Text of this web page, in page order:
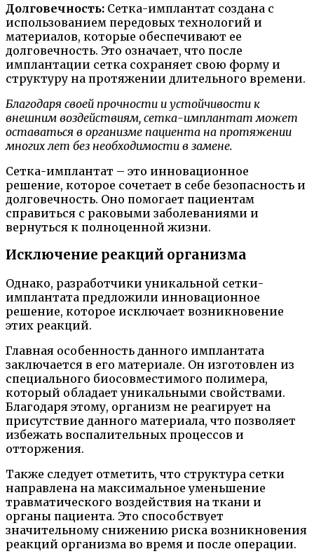
Долговечность: Сетка-имплантат создана с
использованием передовых технологий и
материалов, которые обеспечивают ее
долговечность. Это означает, что после
имплантации сетка сохраняет свою форму и
структуру на протяжении длительного времени.
Благодаря своей прочности и устойчивости к
внешним воздействиям, сетка-имплантат может
оставаться в организме пациента на протяжении
многих лет без необходимости в замене.
Сетка-имплантат – это инновационное
решение, которое сочетает в себе безопасность и
долговечность. Оно помогает пациентам
справиться с раковыми заболеваниями и
вернуться к полноценной жизни.
Исключение реакций организма
Однако, разработчики уникальной сетки-
имплантата предложили инновационное
решение, которое исключает возникновение
этих реакций.
Главная особенность данного имплантата
заключается в его материале. Он изготовлен из
специального биосовместимого полимера,
который обладает уникальными свойствами.
Благодаря этому, организм не реагирует на
присутствие данного материала, что позволяет
избежать воспалительных процессов и
отторжения.
Также следует отметить, что структура сетки
направлена на максимальное уменьшение
травматического воздействия на ткани и
органы пациента. Это способствует
значительному снижению риска возникновения
реакций организма во время и после операции.